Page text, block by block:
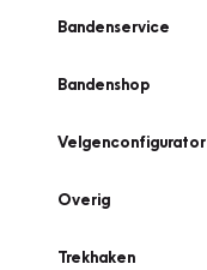
Bandenservice
Bandenshop
Velgenconfigurator
Overig
Trekhaken